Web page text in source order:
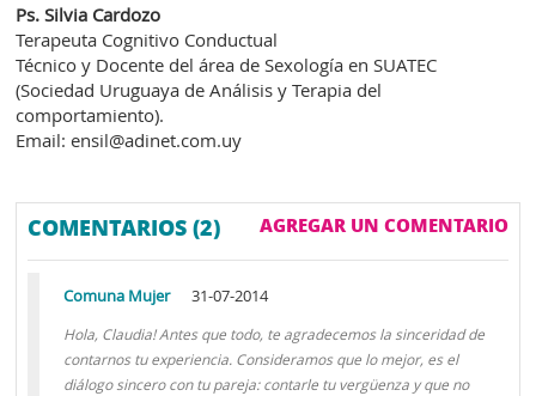
Ps. Silvia Cardozo
Terapeuta Cognitivo Conductual
Técnico y Docente del área de Sexología en SUATEC
(Sociedad Uruguaya de Análisis y Terapia del
comportamiento).
Email: ensil@adinet.com.uy
COMENTARIOS (2) AGREGAR UN COMENTARIO
Comuna Mujer 31-07-2014
Hola, Claudia! Antes que todo, te agradecemos la sinceridad de
contarnos tu experiencia. Consideramos que lo mejor, es el
diálogo sincero con tu pareja: contarle tu vergüenza y que no